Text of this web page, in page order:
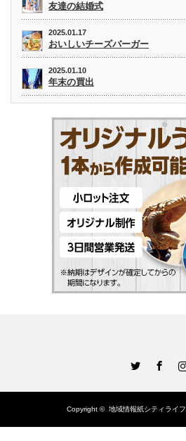
友達の結婚式
2025.01.17
おいしいチーズバーガー
2025.01.10
年末の買出
Copyright © 地域情報紙シティライフ